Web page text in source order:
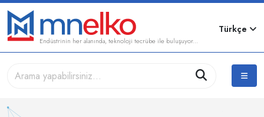
Endüstrinin her alanında, teknoloji tecrübe ile buluşuyor...
Türkçe